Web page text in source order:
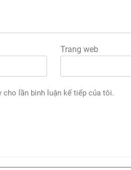
Trang web
cho lần bình luận kế tiếp của tôi.